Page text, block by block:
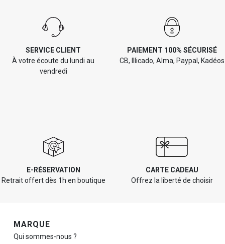
SERVICE CLIENT
À votre écoute du lundi au
vendredi
PAIEMENT 100% SÉCURISÉ
CB, Illicado, Alma, Paypal, Kadéos
E-RÉSERVATION
Retrait offert dès 1h en boutique
CARTE CADEAU
Offrez la liberté de choisir
Navigation de pied de page
MARQUE
Qui sommes-nous ?